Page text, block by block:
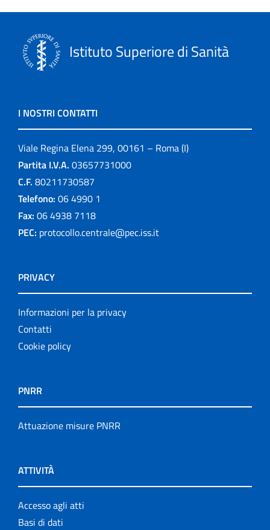
Istituto Superiore di Sanità
I NOSTRI CONTATTI
Viale Regina Elena 299, 00161 – Roma (I)
Partita I.V.A. 03657731000
C.F. 80211730587
Telefono: 06 4990 1
Fax: 06 4938 7118
PEC: protocollo.centrale@pec.iss.it
PRIVACY
Informazioni per la privacy
Contatti
Cookie policy
PNRR
Attuazione misure PNRR
ATTIVITÀ
Accesso agli atti
Basi di dati